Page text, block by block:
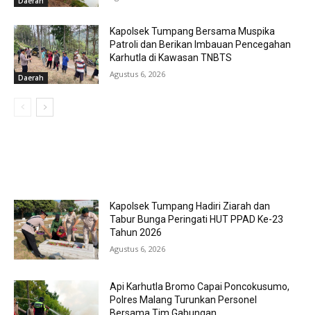
Daerah
Kapolsek Tumpang Bersama Muspika
Patroli dan Berikan Imbauan Pencegahan
Karhutla di Kawasan TNBTS
Agustus 6, 2026
Kapolsek Tumpang Hadiri Ziarah dan
Tabur Bunga Peringati HUT PPAD Ke-23
Tahun 2026
Agustus 6, 2026
Api Karhutla Bromo Capai Poncokusumo,
Polres Malang Turunkan Personel